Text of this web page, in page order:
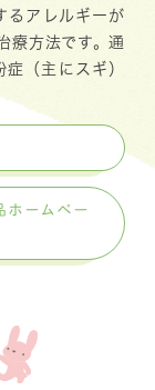
るアレルギーが
療方法です。通
（主にスギ）
ホームペー